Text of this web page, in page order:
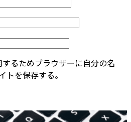
るためブラウザーに自分の名
トを保存する。